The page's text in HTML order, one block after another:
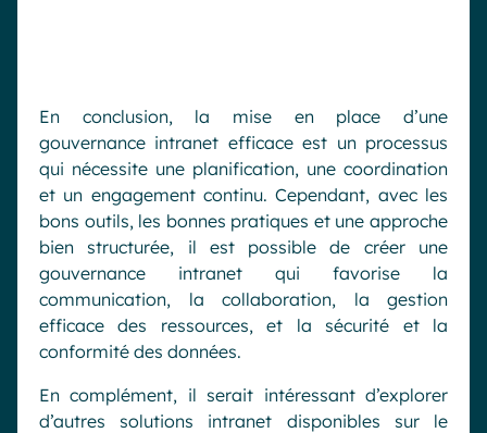
En conclusion, la mise en place d’une
gouvernance intranet efficace est un processus
qui nécessite une planification, une coordination
et un engagement continu. Cependant, avec les
bons outils, les bonnes pratiques et une approche
bien structurée, il est possible de créer une
gouvernance intranet qui favorise la
communication, la collaboration, la gestion
efficace des ressources, et la sécurité et la
conformité des données.
En complément, il serait intéressant d’explorer
d’autres solutions intranet disponibles sur le